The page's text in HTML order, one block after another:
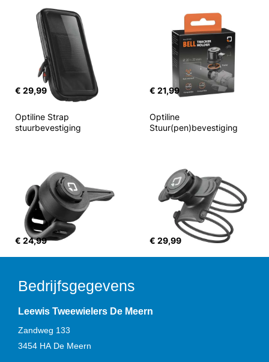
€ 29,99 € 21,99
Optiline Strap
stuurbevestiging
€ 24,99
Optiline
Stuur(pen)bevestiging
€ 29,99
Bedrijfsgegevens
Leewis Tweewielers De Meern
Zandweg 133
3454 HA De Meern